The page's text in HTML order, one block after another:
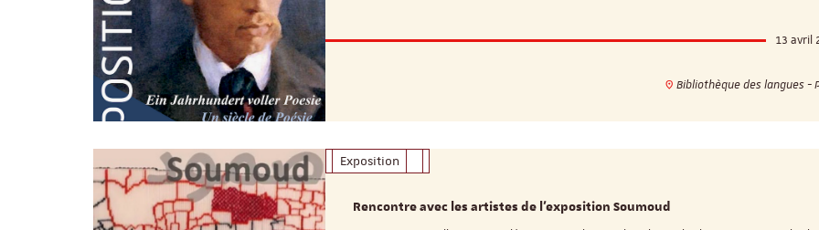
13 avril
Bibliothèque des langues -
Exposition
Rencontre avec les artistes de l'exposition Soumoud